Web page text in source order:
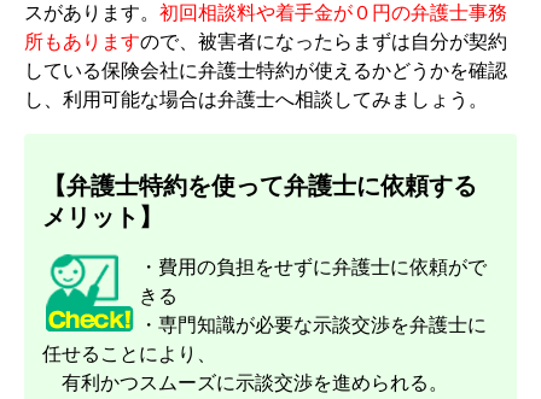
スがあります。 初回相談料や着手金が０円の弁護士事務
所もありますので、被害者になったらまずは自分が契約
している保険会社に弁護士特約が使えるかどうかを確認
し、利用可能な場合は弁護士へ相談してみましょう。
【弁護士特約を使って弁護士に依頼する
メリット】
・費用の負担をせずに弁護士に依頼がで
きる
・専門知識が必要な示談交渉を弁護士に
任せることにより、
有利かつスムーズに示談交渉を進められる。